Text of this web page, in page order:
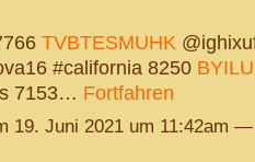
TVBTESMUHK
#california 8250
7153… Fortfahren
19. Juni 2021 um 11:42am —